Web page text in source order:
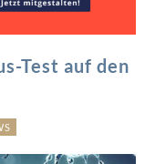
Test auf den